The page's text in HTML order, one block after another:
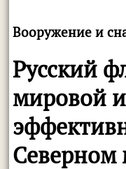
Вооружение и
Русский
мировой и
Северном